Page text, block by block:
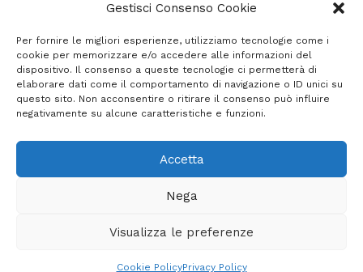
Gestisci Consenso Cookie
Per fornire le migliori esperienze, utilizziamo tecnologie come i
cookie per memorizzare e/o accedere alle informazioni del
dispositivo. Il consenso a queste tecnologie ci permetterà di
elaborare dati come il comportamento di navigazione o ID unici su
questo sito. Non acconsentire o ritirare il consenso può influire
negativamente su alcune caratteristiche e funzioni.
Accetta
Nega
Visualizza le preferenze
Cookie PolicyPrivacy Policy
8 AGOSTO 2026
Ragusa, arrestato perché non rispettava le
prescrizioni di stare lontano dalla casa
familiare
7 AGOSTO 2026
Giornale Ibleo © 2023 - Powered byStudio Greco - Consulenza